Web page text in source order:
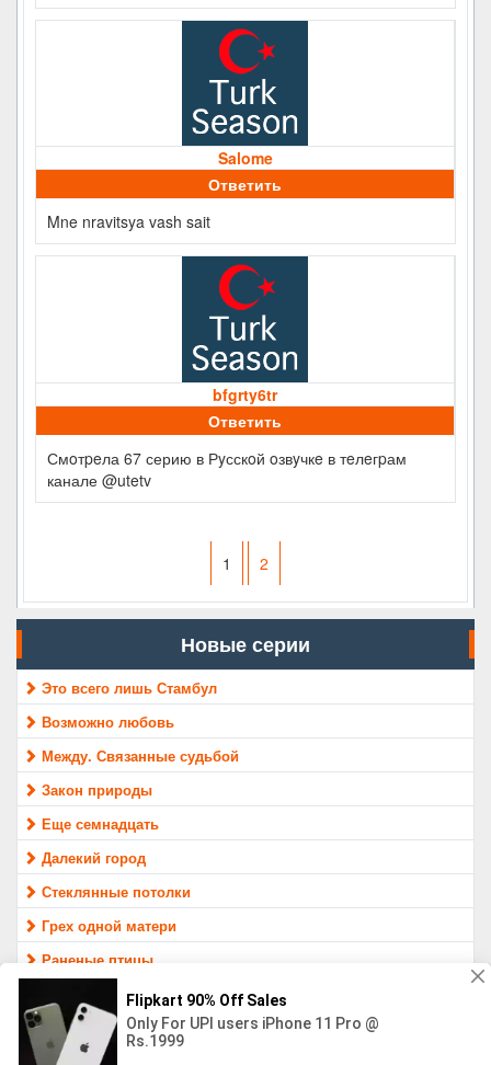
Salome
Ответить
Mne nravitsya vash sait
bfgrty6tr
Ответить
Смoтpeла 67 серию в Рyсскoй oзвyчкe в тeлeгpам
канале @utetv
1 2
Новые серии
Это всего лишь Стамбул
Возможно любовь
Между. Связанные судьбой
Закон природы
Еще семнадцать
Далекий город
Стеклянные потолки
Грех одной матери
Раненые птицы
МАТЕРИАЛ ПРЕДОСТАВЛЕН ТОЛЬКО ДЛЯ ОЗНАКОМЛЕНИЯ,